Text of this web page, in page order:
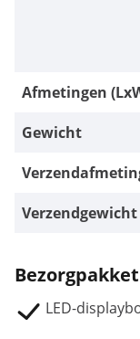
Afmetingen
Gewicht
Verzendgewicht
Bezorgpakket
LED-